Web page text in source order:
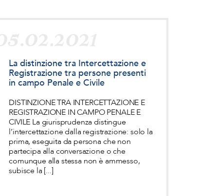
La distinzione tra Intercettazione e
Registrazione tra persone presenti
in campo Penale e Civile
DISTINZIONE TRA INTERCETTAZIONE E
REGISTRAZIONE IN CAMPO PENALE E
CIVILE La giurisprudenza distingue
l’intercettazione dalla registrazione: solo la
prima, eseguita da persona che non
partecipa alla conversazione o che
comunque alla stessa non è ammesso,
subisce la [...]